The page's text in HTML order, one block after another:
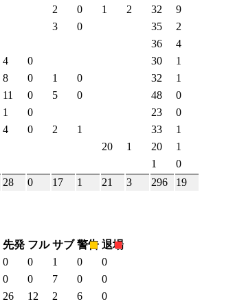
2 0 1 2 32
9
3 0 35
2
36
4
4 0 30
1
8 0 1 0 32
1
11 0 5 0 48
0
1 0 23
0
4 0 2 1 33
1
20 1 20
1
1
0
28 0 17 1 21 3 296 19
先発 フル サブ 警告 退場
0 0 1 0
0
0 0 7 0
0
26 12 2 6
0